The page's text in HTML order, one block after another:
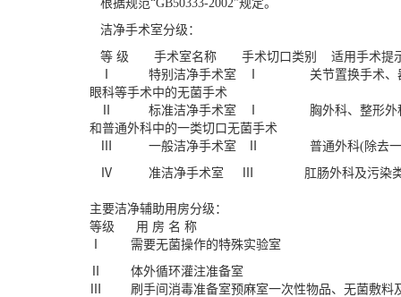
根据规范“GB50333-2002”规定。
洁净手术室分级：
等 级 手术室名称 手术切口类别 适用手术提
特别洁净手术室 Ⅰ 关节置换手术
眼科等手术中的无菌手术
标准洁净手术室 Ⅰ 胸外科、整形
和普通外科中的一类切口无菌手术
Ⅲ 一般洁净手术室 Ⅱ 普通外科(除去一类切
Ⅳ 准洁净手术室
肛肠外科及污染
主要洁净辅助用房分级：
等级 用 房 名 称
Ⅰ 需要无菌操作的特殊实验室
Ⅱ 体外循环灌注准备室
Ⅲ 刷手间消毒准备室预麻室一次性物品、无菌敷料